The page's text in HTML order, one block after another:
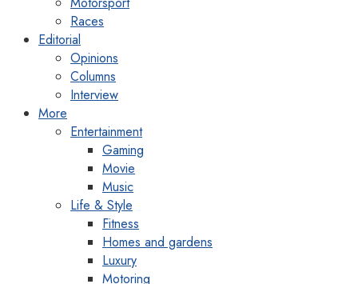
Races
Editorial
Opinions
Columns
Interview
More
Entertainment
Gaming
Movie
Music
Life & Style
Fitness
Homes and gardens
Luxury
Motoring